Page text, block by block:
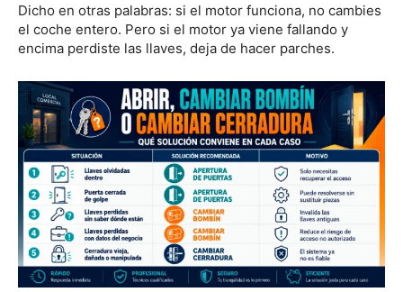
Dicho en otras palabras: si el motor funciona, no cambies
el coche entero. Pero si el motor ya viene fallando y
encima perdiste las llaves, deja de hacer parches.